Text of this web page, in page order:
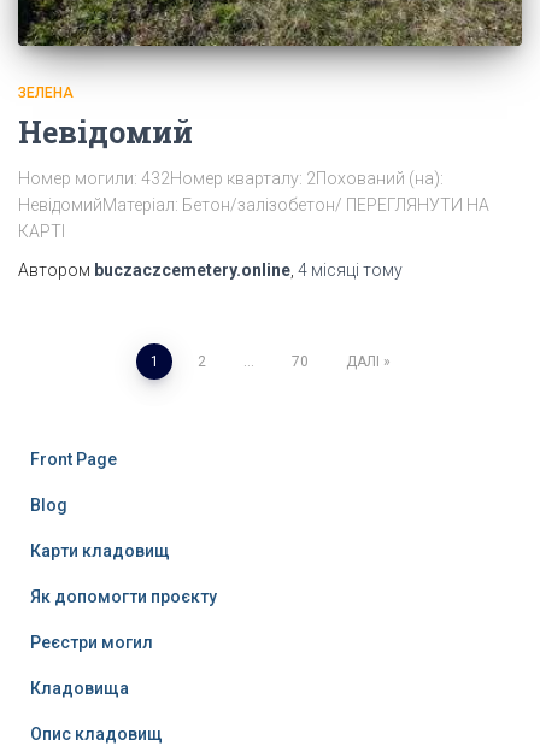
ЗЕЛЕНА
Невідомий
Номер могили: 432Номер кварталу: 2Похований (на):
НевідомийМатеріал: Бетон/залізобетон/ ПЕРЕГЛЯНУТИ НА
КАРТІ
Автором buczaczcemetery.online 4 місяці тому
Пагінація
1 2 70 ДАЛІ
Front Page
Blog
Карти кладовищ
Як допомогти проєкту
Реєстри могил
Кладовища
Опис кладовищ